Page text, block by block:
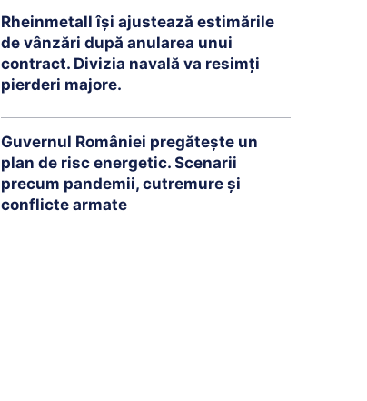
Rheinmetall își ajustează estimările
de vânzări după anularea unui
contract. Divizia navală va resimți
pierderi majore.
Guvernul României pregătește un
plan de risc energetic. Scenarii
precum pandemii, cutremure și
conflicte armate